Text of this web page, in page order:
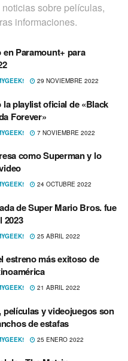
sobre pelí­culas,
informaciones.
en Paramount+ para
29 NOVIEMBRE 2022
playlist oficial de «Black
Forever»
7 NOVIEMBRE 2022
como Superman y lo
24 OCTUBRE 2022
de Super Mario Bros. fue
2023
25 ABRIL 2022
estreno más exitoso de
21 ABRIL 2022
películas y videojuegos son
de estafas
25 ENERO 2022